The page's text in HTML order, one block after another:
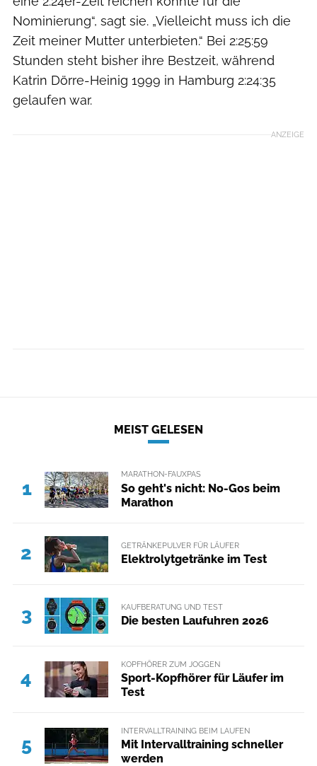
Nominierung“, sagt sie. „Vielleicht muss ich die
Zeit meiner Mutter unterbieten.“ Bei 2:25:59
Stunden steht bisher ihre Bestzeit, während
Katrin Dörre-Heinig 1999 in Hamburg 2:24:35
gelaufen war.
ANZEIGE
MEIST GELESEN
1
MARATHON-FAUXPAS
So geht's nicht: No-Gos beim
Marathon
2 GETRÄNKEPULVER FÜR LÄUFER
Elektrolytgetränke im Test
3 KAUFBERATUNG UND TEST
Die besten Laufuhren 2026
4
KOPFHÖRER ZUM JOGGEN
Sport-Kopfhörer für Läufer im
Test
5
INTERVALLTRAINING BEIM LAUFEN
Mit Intervalltraining schneller
werden